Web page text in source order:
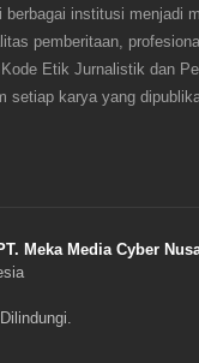
berbagai institusi menjadi
pemberitaan,
Etik Jurnalistik dan
setiap karya yang
Meka Media Cyber